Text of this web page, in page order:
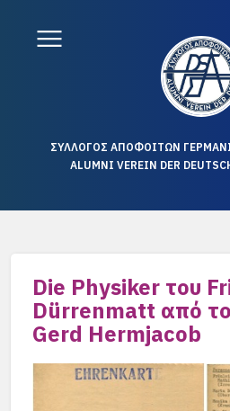
ΣΥΛΛΟΓΟΣ ΑΠΟΦΟΙΤΩΝ
ALUMNI VEREIN DER
Die Physiker του
Dürrenmatt από
Gerd Hermjacob